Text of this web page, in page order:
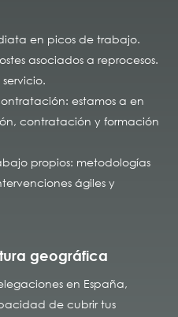
en picos de trabajo.
asociados a reprocesos.
estamos a en
contratación y formación
propios: metodologías
ágiles y
geográfica
en España,
de cubrir tus